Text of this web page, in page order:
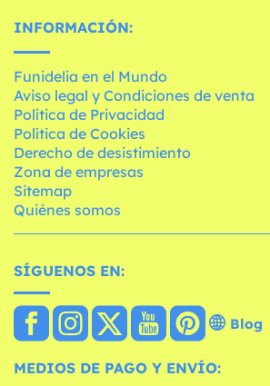
INFORMACIÓN:
Funidelia en el Mundo
Aviso legal y Condiciones de venta
Política de Privacidad
Política de Cookies
Derecho de desistimiento
Zona de empresas
Sitemap
Quiénes somos
SÍGUENOS EN:
Blog
MEDIOS DE PAGO Y ENVÍO: